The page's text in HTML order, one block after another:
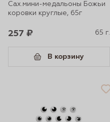
Сах.мини-медальоны Божьи
коровки круглые, 65г
257 ₽ 65 г.
В корзину